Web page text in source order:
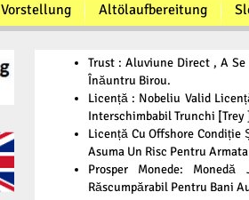
Vorstellung Altölaufbereitung
Trust : Aluviune Direct , A
Înăuntru Birou.
Licență : Nobeliu Valid
Interschimbabil Trunchi [Trey
Licență Cu Offshore
Asuma Un Risc Pentru
Prosper Monede:
Răscumpărabil Pentru Bani